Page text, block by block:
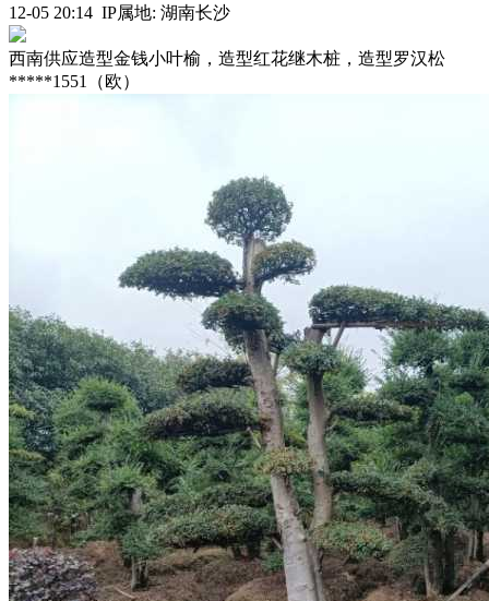
12-05 20:14 IP属地: 湖南长沙
西南供应造型金钱小叶榆，造型红花继木桩，造型罗汉松
*****1551（欧）